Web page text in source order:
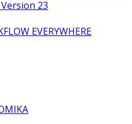
23
EVERYWHERE